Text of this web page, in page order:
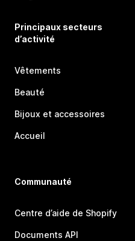
Principaux secteurs
d’activité
Vêtements
Beauté
Bijoux et accessoires
Accueil
Communauté
Centre d’aide de Shopify
Documents API